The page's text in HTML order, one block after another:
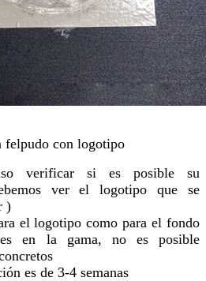
felpudo con logotipo
verificar si es posible su
ver el logotipo que se
)
el logotipo como para el fondo
en la gama, no es posible
es de 3-4 semanas